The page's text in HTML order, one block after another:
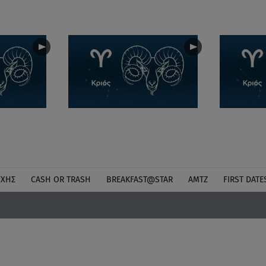
CASH OR TRASH BREAKFAST@STAR ΑΜΤΖ FIRST